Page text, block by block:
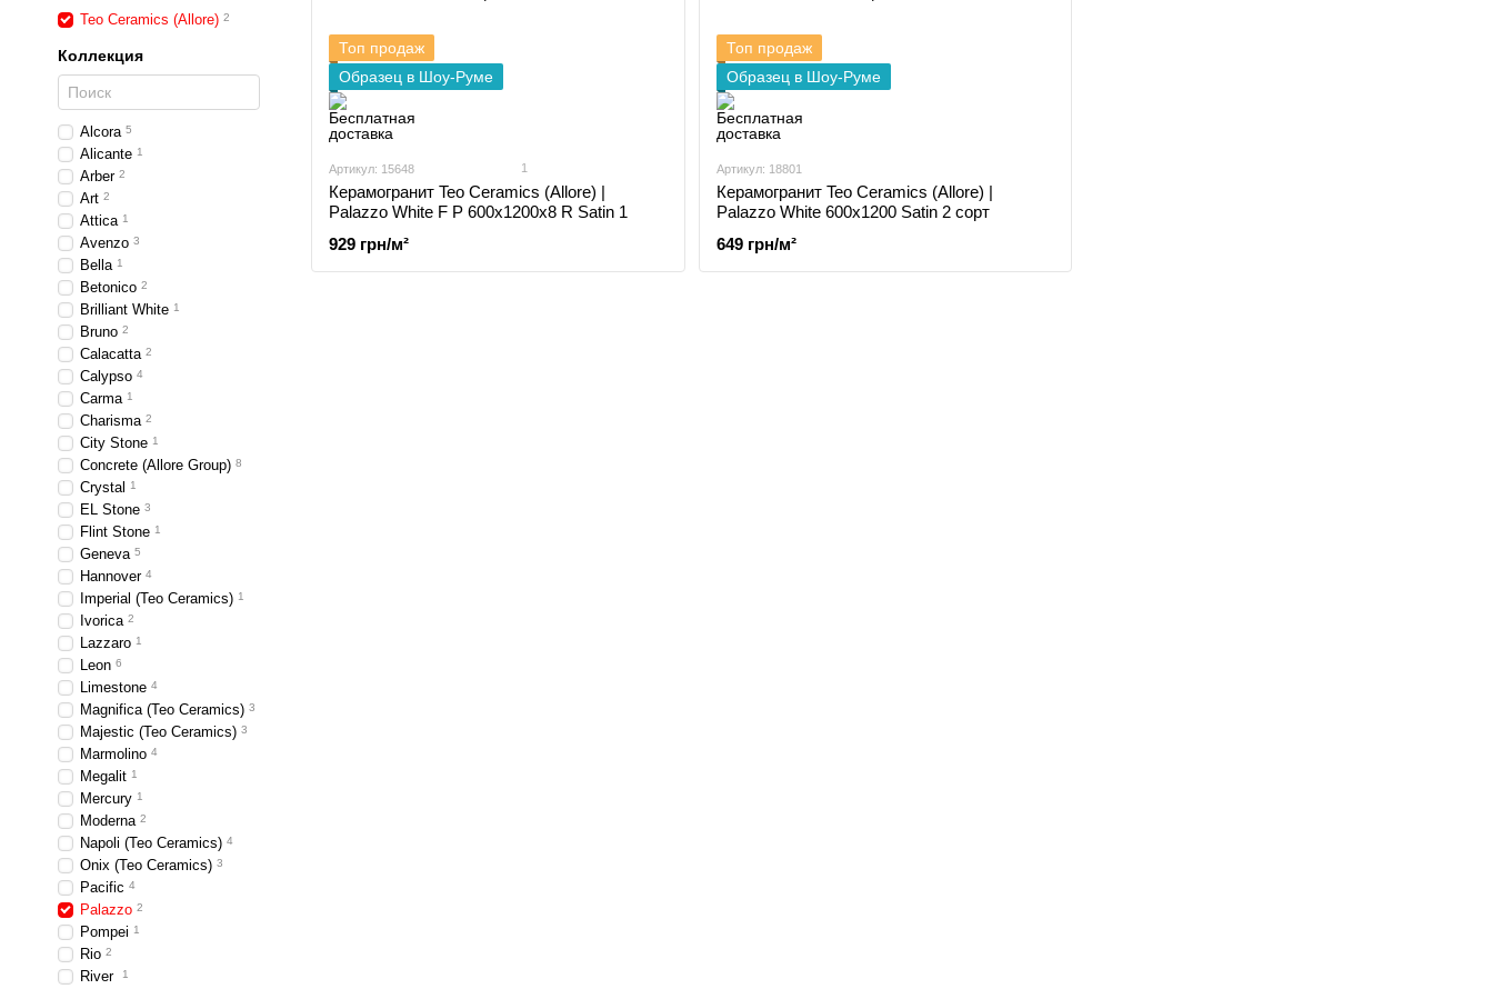
Топ продаж
Образец в Шоу-Руме
Артикул: 15648 1
Керамогранит Teo Ceramics (Allore) |
Palazzo White F P 600x1200x8 R Satin 1
929 грн/м²
Топ продаж
Образец в Шоу-Руме
Артикул: 18801
Керамогранит Teo Ceramics (Allore) |
Palazzo White 600х1200 Satin 2 сорт
649 грн/м²
Teo Ceramics (Allore) 2
Коллекция
Alcora 5
Alicante 1
Arber 2
Art 2
Attica 1
Avenzo 3
Bella 1
Betonico 2
Brilliant White 1
Bruno 2
Calacatta 2
Calypso 4
Carma 1
Charisma 2
City Stone 1
Concrete (Allore Group) 8
Crystal 1
EL Stone 3
Flint Stone 1
Geneva 5
Hannover 4
Imperial (Teo Ceramics) 1
Ivorica 2
Lazzaro 1
Leon 6
Limestone 4
Magnifica (Teo Ceramics) 3
Majestic (Teo Ceramics) 3
Marmolino 4
Megalit 1
Mercury 1
Moderna 2
Napoli (Teo Ceramics) 4
Onix (Teo Ceramics) 3
Pacific 4
Palazzo 2
Pompei 1
Rio 2
River 1